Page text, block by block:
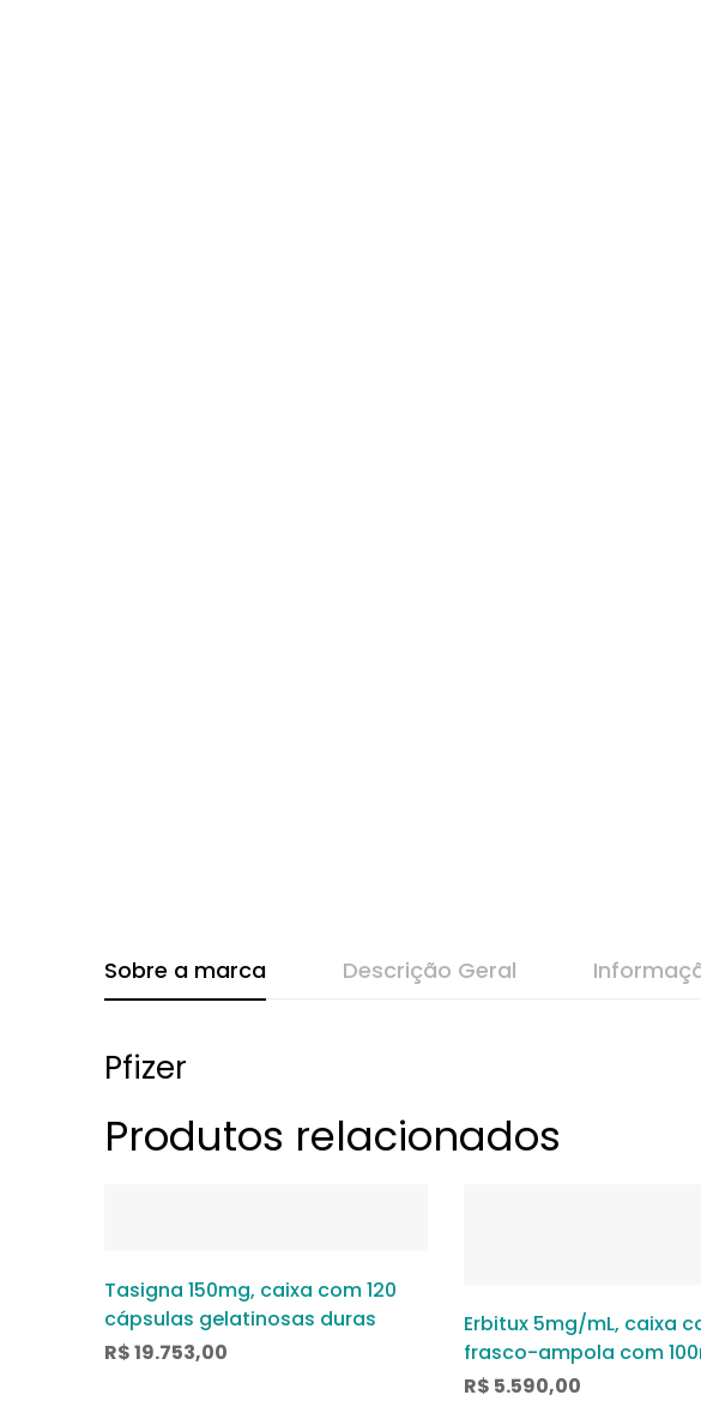
Sobre a marca Descrição Geral
Pfizer
Produtos relacionados
Tasigna 150mg, caixa com 120
cápsulas gelatinosas duras
R$19.753,00
Erbitux 5mg/mL, caixa
frasco-ampola com
solução de uso
R$ 5.590,00